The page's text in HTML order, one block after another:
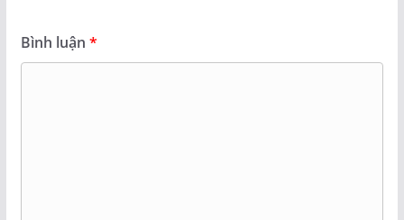
Bình luận *